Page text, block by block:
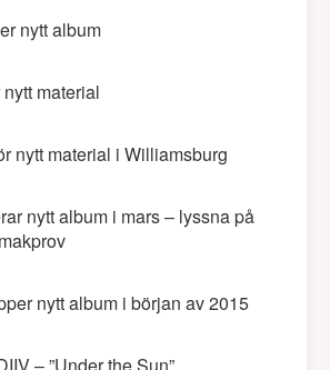
nytt album
material
nytt material i Williamsburg
nytt album i mars – lyssna på
nytt album i början av 2015
– ”Under the Sun”